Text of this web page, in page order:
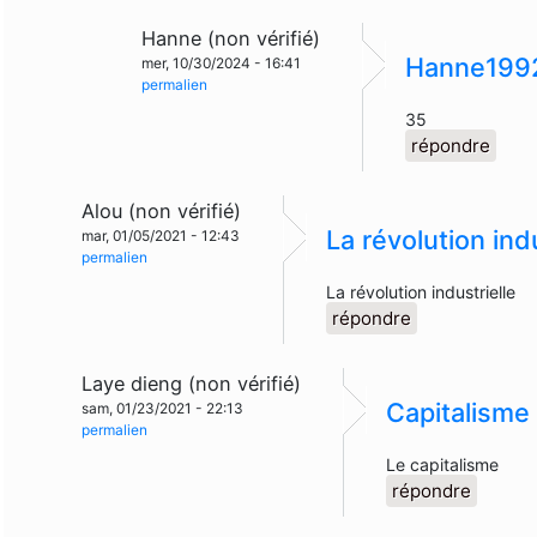
Hanne (non vérifié)
mer, 10/30/2024 - 16:41
permalien
35
répondre
Alou (non vérifié)
mar, 01/05/2021 - 12:43
permalien
La révolution
La révolution industrielle
répondre
Laye dieng (non vérifié)
sam, 01/23/2021 - 22:13
permalien
Capitalisme
Le capitalisme
répondre